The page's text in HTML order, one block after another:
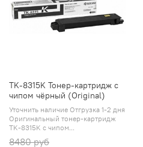
TK-8315K Тонер-картридж с
чипом чёрный (Original)
Уточнить наличие Отгрузка 1-2 дня
Оригинальный тонер-картридж
TK-8315K с чипом...
8480 руб